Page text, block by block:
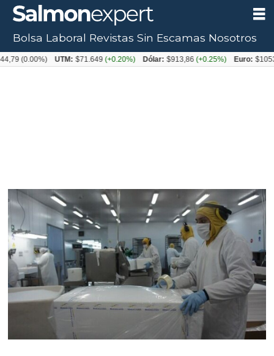
Bolsa Laboral Revistas Sin Escamas Nosotros
UTM: $71.649(+0.20%) Dólar: $913,86(+0.25%) Euro: $1053,08(-